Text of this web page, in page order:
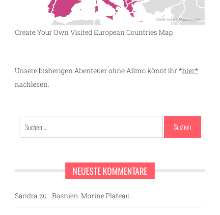
Create Your Own Visited European Countries Map
Unsere bisherigen Abenteuer ohne Allmo könnt ihr *hier*
nachlesen.
nach:
NEUESTE KOMMENTARE
Sandra zu Bosnien: Morine Plateau